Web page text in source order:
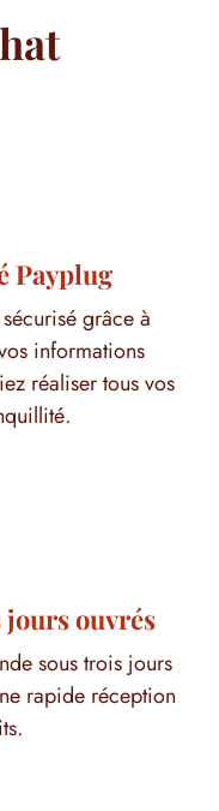
Payplug
grâce à
informations
réaliser tous vos
ouvrés
sous trois jours
rapide réception